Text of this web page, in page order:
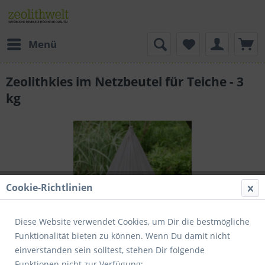
Menü
Zeolithkies im Netzbeutel für Teiche - 3
kg
Cookie-Richtlinien
Diese Website verwendet Cookies, um Dir die bestmögliche
Funktionalität bieten zu können. Wenn Du damit nicht
einverstanden sein solltest, stehen Dir folgende